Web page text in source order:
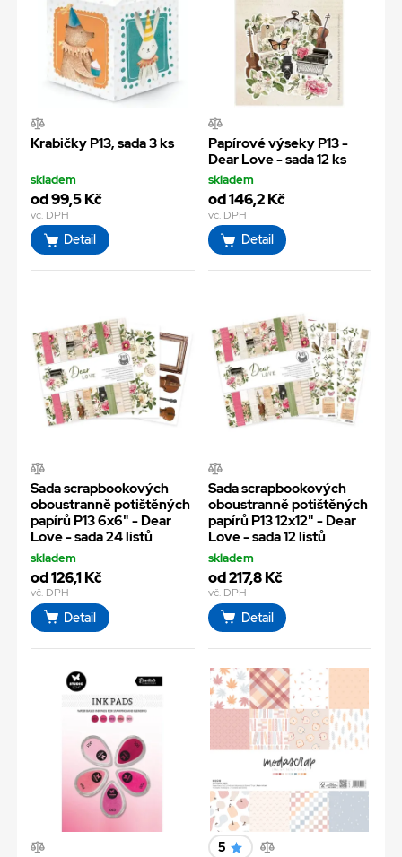
Krabičky P13, sada 3 ks
skladem
od 99,5 Kč
vč. DPH
Detail
Papírové výseky P13 -
Dear Love - sada 12 ks
skladem
od 146,2 Kč
vč. DPH
Detail
Sada scrapbookových
oboustranně potištěných
papírů P13 6x6" - Dear
Love - sada 24 listů
skladem
od 126,1 Kč
vč. DPH
Detail
Sada scrapbookových
oboustranně potištěných
papírů P13 12x12" - Dear
Love - sada 12 listů
skladem
od 217,8 Kč
vč. DPH
Detail
5